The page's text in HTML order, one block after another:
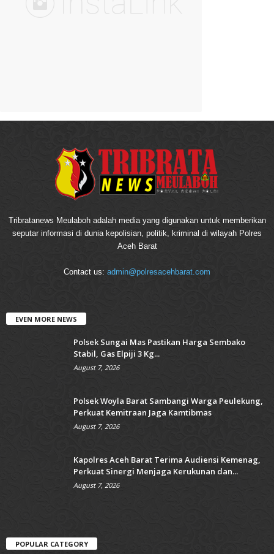
Tribratanews Meulaboh adalah media yang digunakan untuk memberikan
seputar informasi di dunia kepolisian, politik, kriminal di wilayah Polres
Aceh Barat
Contact us: admin@polresacehbarat.com
EVEN MORE NEWS
Polsek Sungai Mas Pastikan Harga Sembako
Stabil, Gas Elpiji 3 Kg...
August 7, 2026
Polsek Woyla Barat Sambangi Warga Peulekung,
Perkuat Kemitraan Jaga Kamtibmas
August 7, 2026
Kapolres Aceh Barat Terima Audiensi Kemenag,
Perkuat Sinergi Menjaga Kerukunan dan...
August 7, 2026
POPULAR CATEGORY